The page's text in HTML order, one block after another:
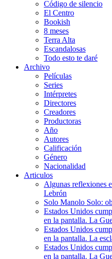
Código de silencio
El Centro
Bookish
8 meses
Terra Alta
Escandalosas
Todo esto te daré
Archivo
Películas
Series
Intérpretes
Directores
Creadores
Productoras
Año
Autores
Calificación
Género
Nacionalidad
Articulos
Algunas reflexiones
Lebrón
Solo Manolo Solo:
Estados Unidos
en la pantalla. La
Estados Unidos
en la pantalla. La
Estados Unidos
en la pantalla. La